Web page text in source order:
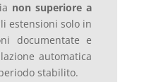
non superiore a
estensioni solo in
documentate e
automatica
stabilito.